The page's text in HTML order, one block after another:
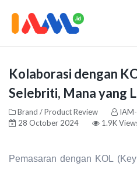
Kolaborasi dengan
Selebriti, Mana yang
Brand / Product Review
28 October 2024
1.9K
Pemasaran dengan KOL